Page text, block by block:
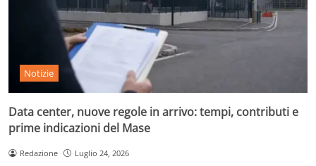
Notizie
Data center, nuove regole in arrivo: tempi, contributi e
prime indicazioni del Mase
Redazione Luglio 24, 2026